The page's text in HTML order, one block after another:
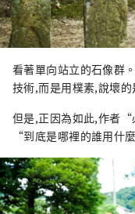
看著單向站立的石像群
技術,而是用樸素,說壞的
但是,正因為如此,作者
“到底是哪裡的誰用什